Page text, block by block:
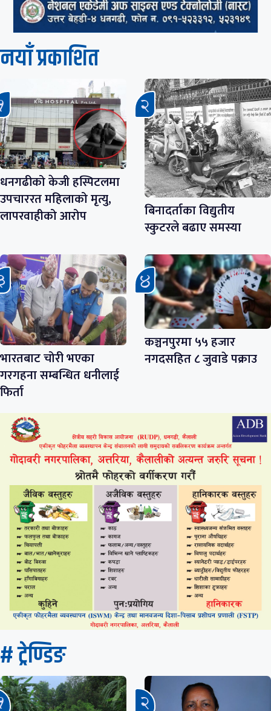
नयाँ प्रकाशित
धनगढीको केजी हस्पिटलमा
उपचाररत महिलाको मृत्यु,
लापरवाहीको आरोप
बिनादर्ताका विद्युतीय
स्कुटरले बढाए समस्या
भारतबाट चोरी भएका
गरगहना सम्बन्धित धनीलाई
फिर्ता
कञ्चनपुरमा ५५ हजार
नगदसहित ८ जुवाडे पक्राउ
# ट्रेण्डिङ